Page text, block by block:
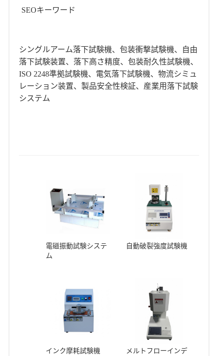
SEOキーワード
シングルアーム落下試験機、包装衝撃試験機、自由
落下試験装置、落下高さ精度、包装耐久性試験機、
ISO 2248準拠試験機、電気落下試験機、物流シミュ
レーション装置、製品安全性検証、産業用落下試験
システム
電磁振動試験システ
ム
自動破裂強度試験機
インク摩耗試験機
メルトフローインデ